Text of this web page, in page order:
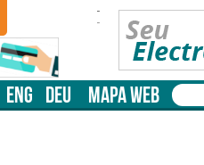
-
-
ENG DEU MAPA WEB